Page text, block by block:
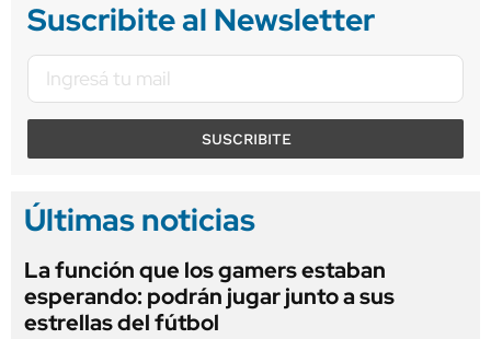
Suscribite al Newsletter
SUSCRIBITE
Últimas noticias
La función que los gamers estaban
esperando: podrán jugar junto a sus
estrellas del fútbol